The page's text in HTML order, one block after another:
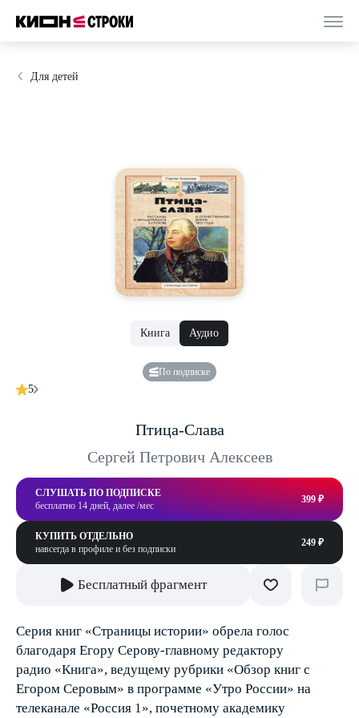
Для детей
Книга Аудио
По подписке
5
Птица-Слава
Сергей Петрович Алексеев
СЛУШАТЬ ПО ПОДПИСКЕ
бесплатно 14 дней, далее /мес
399 ₽
КУПИТЬ ОТДЕЛЬНО
навсегда в профиле и без подписки
249 ₽
Бесплатный фрагмент
Серия книг «Страницы истории» обрела голос
благодаря Егору Серову-главному редактору
радио «Книга», ведущему рубрики «Обзор книг с
Егором Серовым» в программе «Утро России» на
телеканале «Россия 1», почетному академику